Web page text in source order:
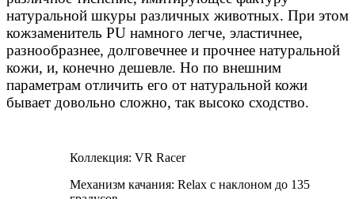
натуральной шкуры различных животных. При этом
кожзаменитель PU намного легче, эластичнее,
разнообразнее, долговечнее и прочнее натуральной
кожи, и, конечно дешевле. Но по внешним
параметрам отличить его от натуральной кожи
бывает довольно сложно, так высоко сходство.
Коллекция: VR Racer
Механизм качания: Relax с наклоном до 135